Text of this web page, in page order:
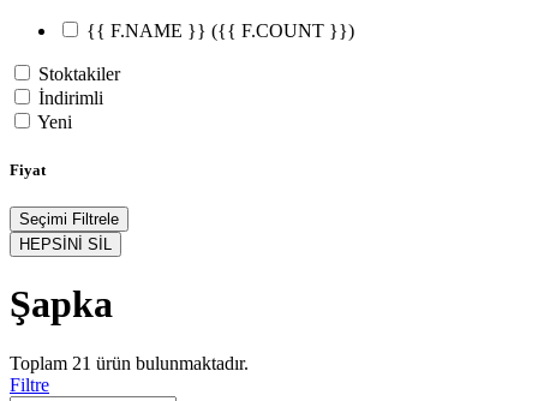
{{ F.NAME }} ({{ F.COUNT }})
Stoktakiler
İndirimli
Yeni
Fiyat
Seçimi Filtrele
HEPSİNİ SİL
Şapka
Toplam 21 ürün bulunmaktadır.
Filtre